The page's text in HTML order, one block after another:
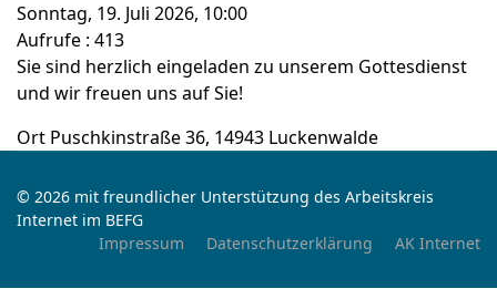
Sonntag, 19. Juli 2026, 10:00
Aufrufe : 413
Sie sind herzlich eingeladen zu unserem Gottesdienst
und wir freuen uns auf Sie!
Ort Puschkinstraße 36, 14943 Luckenwalde
© 2026 mit freundlicher Unterstützung des Arbeitskreis
Internet im BEFG
Impressum
Datenschutzerklärung AK Internet